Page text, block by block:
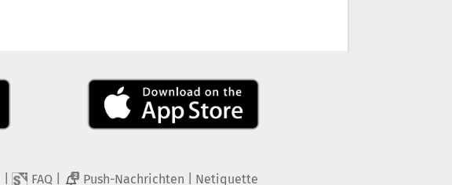
FAQ 2 Push-Nachrichten Netiquette